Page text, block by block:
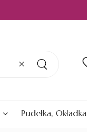
WyczyśćSzukaj
Pudełka, Okładka